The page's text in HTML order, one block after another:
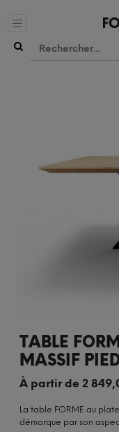
TABLE
MASSIF
À partir de 2
La table FORME au
démarque par son